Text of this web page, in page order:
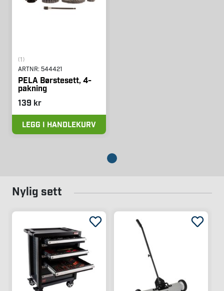
(1)
ARTNR: 544421
PELA Børstesett, 4-
pakning
139 kr
LEGG I HANDLEKURV
Nylig sett